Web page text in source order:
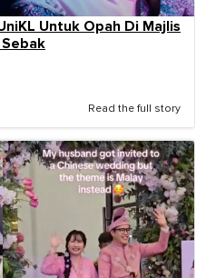
Untuk Opah Di Majlis
Read the full story